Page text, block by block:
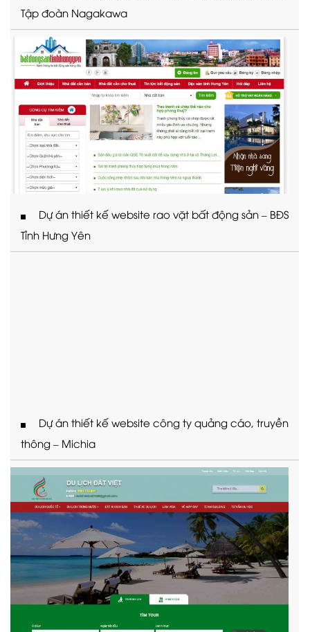
Tập đoàn Nagakawa
Dự án thiết kế website rao vặt bất động sản – BĐS
Tỉnh Hưng Yên
Dự án thiết kế website công ty quảng cáo, truyền
thông – Michia